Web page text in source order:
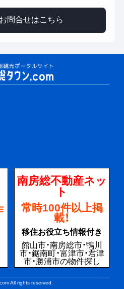
問合せはこちら
南房総不動産ネッ
ト
常時100件以上掲
載！
移住お役立ち情報付き
館山市・南房総市・鴨川
市・鋸南町・富津市・君津
市・勝浦市の物件探し
All rights reserved.